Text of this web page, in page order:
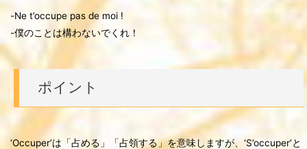
-Ne t’occupe pas de moi !
-僕のことは構わないでくれ！
ポイント
‘Occuper’は「占める」「占領する」を意味しますが、‘S’occuper’と